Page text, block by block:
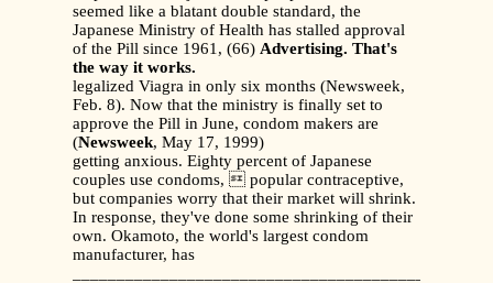
seemed like a blatant double standard, the
Japanese Ministry of Health has stalled approval
of the Pill since 1961, (66) Advertising. That's
the way it works.
legalized Viagra in only six months (Newsweek,
Feb. 8). Now that the ministry is finally set to
approve the Pill in June, condom makers are
(Newsweek, May 17, 1999)
getting anxious. Eighty percent of Japanese
couples use condoms,  popular contraceptive,
but companies worry that their market will shrink.
In response, they've done some shrinking of their
own. Okamoto, the world's largest condom
manufacturer, has